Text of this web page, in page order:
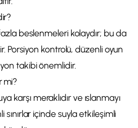
beslenmeleri kolaydır; bu da
Porsiyon kontrolü, düzenli oyun
takibi önemlidir.
mi?
karşı meraklıdır ve ıslanmayı
sınırlar içinde suyla etkileşimli